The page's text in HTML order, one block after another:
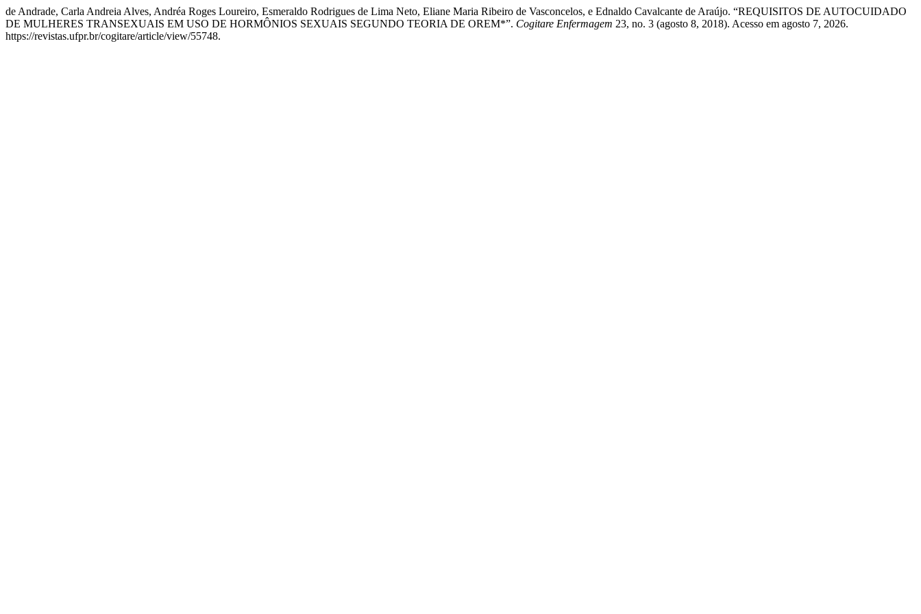
de Andrade, Carla Andreia Alves, Andréa Roges Loureiro, Esmeraldo Rodrigues de Lima Neto, Eliane Maria Ribeiro de Vasconcelos, e Ednaldo Cavalcante de Araújo. “REQUISITOS DE AUTOCUIDADO
DE MULHERES TRANSEXUAIS EM USO DE HORMÔNIOS SEXUAIS SEGUNDO TEORIA DE OREM*”. Cogitare Enfermagem 23, no. 3 (agosto 8, 2018). Acesso em agosto 7, 2026.
https://revistas.ufpr.br/cogitare/article/view/55748.